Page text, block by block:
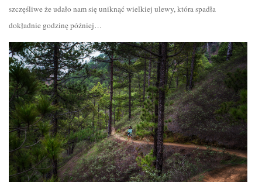
szczęśliwe że udało nam się uniknąć wielkiej ulewy, która spadła
dokładnie godzinę później…